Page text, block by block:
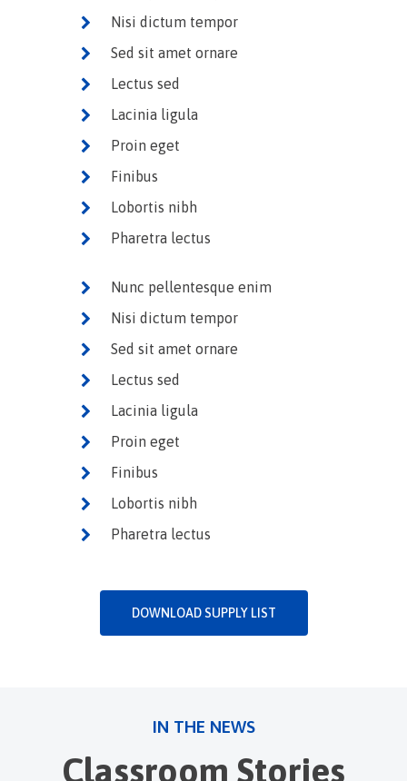
Nisi dictum tempor
Sed sit amet ornare
Lectus sed
Lacinia ligula
Proin eget
Finibus
Lobortis nibh
Pharetra lectus
Nunc pellentesque enim
Nisi dictum tempor
Sed sit amet ornare
Lectus sed
Lacinia ligula
Proin eget
Finibus
Lobortis nibh
Pharetra lectus
DOWNLOAD SUPPLY LIST
IN THE NEWS
Classroom Stories